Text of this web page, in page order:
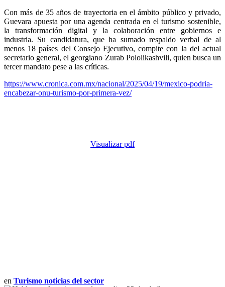
Con más de 35 años de trayectoria en el ámbito público y privado,
Guevara apuesta por una agenda centrada en el turismo sostenible,
la transformación digital y la colaboración entre gobiernos e
industria. Su candidatura, que ha sumado respaldo verbal de al
menos 18 países del Consejo Ejecutivo, compite con la del actual
secretario general, el georgiano Zurab Pololikashvili, quien busca un
tercer mandato pese a las críticas.
https://www.cronica.com.mx/nacional/2025/04/19/mexico-podria-
encabezar-onu-turismo-por-primera-vez/
Visualizar pdf
en Turismo noticias del sector